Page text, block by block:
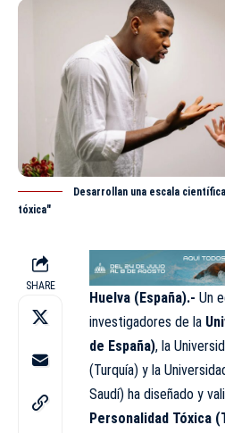
Desarrollan una escala
tóxica"
SHARE
Huelva (España).- Un
investigadores de la
de España), la
(Turquía) y la
Saudí) ha diseñado y
Personalidad Tóxica